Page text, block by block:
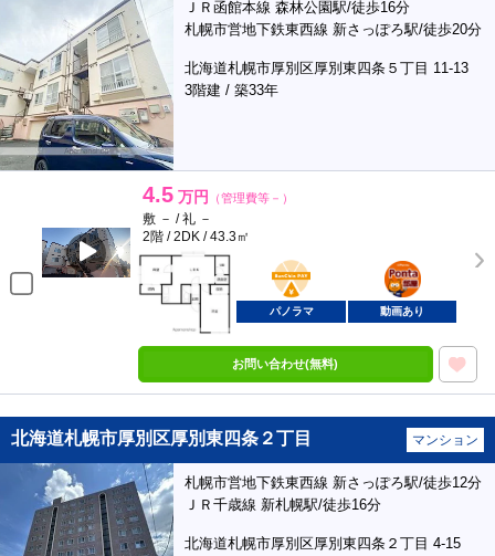
ＪＲ函館本線 森林公園駅/徒歩16分
札幌市営地下鉄東西線 新さっぽろ駅/徒歩20分
北海道札幌市厚別区厚別東四条５丁目 11-13
3階建 / 築33年
4.5 万円 （管理費等－）
敷 － / 礼 －
2階 / 2DK / 43.3㎡
BunChinPAY
ポンタ
部屋
パノラマ 動画あり
お問い合わせ(無料)
北海道札幌市厚別区厚別東四条２丁目 マンション
札幌市営地下鉄東西線 新さっぽろ駅/徒歩12分
ＪＲ千歳線 新札幌駅/徒歩16分
北海道札幌市厚別区厚別東四条２丁目 4-15